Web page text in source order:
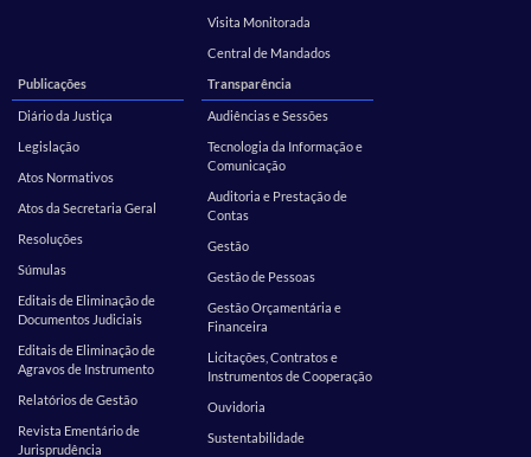
Visita Monitorada
Central de Mandados
Publicações
Diário da Justiça
Legislação
Atos Normativos
Atos da Secretaria Geral
Resoluções
Súmulas
Editais de Eliminação de
Documentos Judiciais
Editais de Eliminação de
Agravos de Instrumento
Relatórios de Gestão
Revista Ementário de
Jurisprudência
Transparência
Audiências e Sessões
Tecnologia da Informação e
Comunicação
Auditoria e Prestação de
Contas
Gestão
Gestão de Pessoas
Gestão Orçamentária e
Financeira
Licitações, Contratos e
Instrumentos de Cooperação
Ouvidoria
Sustentabilidade